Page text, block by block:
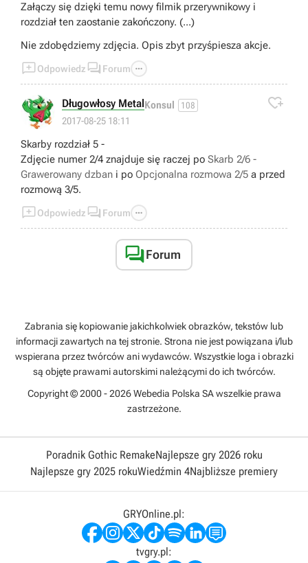
Załączy się dzięki temu nowy filmik przerywnikowy i
rozdział ten zaostanie zakończony. (...)
Nie zdobędziemy zdjęcia. Opis zbyt przyśpiesza akcje.
Odpowiedz  Forum 
Długowłosy MetalKonsul 108
2017-08-25 18:11

Skarby rozdział 5 -
Zdjęcie numer 2/4 znajduje się raczej po Skarb 2/6 -
Grawerowany dzban i po Opcjonalna rozmowa 2/5 a przed
rozmową 3/5.
Odpowiedz  Forum 
Forum
Zabrania się kopiowanie jakichkolwiek obrazków, tekstów lub
informacji zawartych na tej stronie. Strona nie jest powiązana i/lub
wspierana przez twórców ani wydawców. Wszystkie loga i obrazki
są objęte prawami autorskimi należącymi do ich twórców.
Copyright © 2000 - 2026 Webedia Polska SA wszelkie prawa
zastrzeżone.
Poradnik Gothic RemakeNajlepsze gry 2026 roku
Najlepsze gry 2025 rokuWiedźmin 4Najbliższe premiery
GRYOnline.pl:
tvgry.pl: